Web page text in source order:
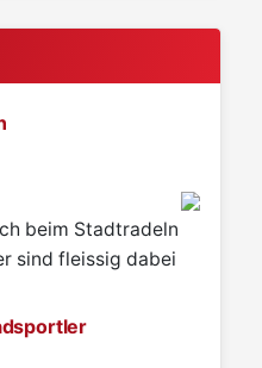
beim Stadtradeln
sind fleissig dabei